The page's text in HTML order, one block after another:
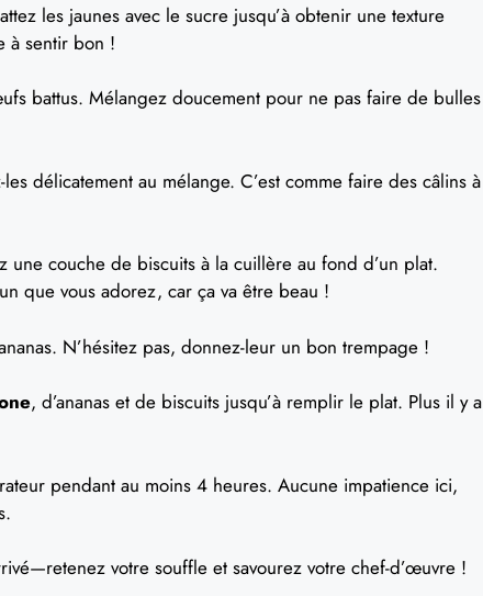
les jaunes avec le sucre jusqu’à obtenir une texture
à sentir bon !
battus. Mélangez doucement pour ne pas faire de bulles
délicatement au mélange. C’est comme faire des câlins à
une couche de biscuits à la cuillère au fond d’un plat.
que vous adorez, car ça va être beau !
N’hésitez pas, donnez-leur un bon trempage !
, d’ananas et de biscuits jusqu’à remplir le plat. Plus il y a
pendant au moins 4 heures. Aucune impatience ici,
votre souffle et savourez votre chef-d’œuvre !